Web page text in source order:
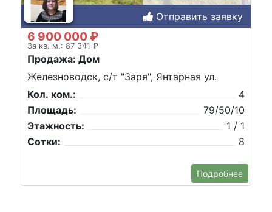
Отправить заявку
6 900 000 ₽
За кв. м.: 87 341 ₽
Продажа: Дом
Железноводск, с/т "Заря", Янтарная ул.
Кол. ком.:
4
Площадь:
79/50/10
Этажность:
1 / 1
Сотки:
8
Подробнее